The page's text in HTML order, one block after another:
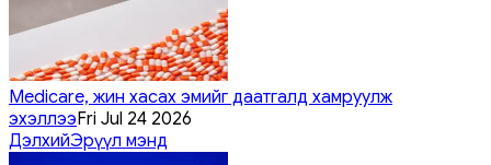
Medicare, жин хасах эмийг даатгалд хамруулж
эхэллээFri Jul 24 2026
ДэлхийЭрүүл мэнд